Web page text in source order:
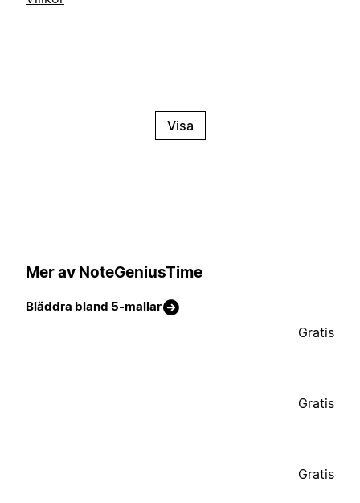
Visa
Mer av NoteGeniusTime
Bläddra bland 5-mallar
Gratis
Gratis
Gratis